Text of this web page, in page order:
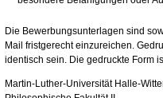
Die Bewerbungsunterlagen sind
Mail fristgerecht einzureichen.
identisch sein. Die gedruckte Form
Martin-Luther-Universität Halle-